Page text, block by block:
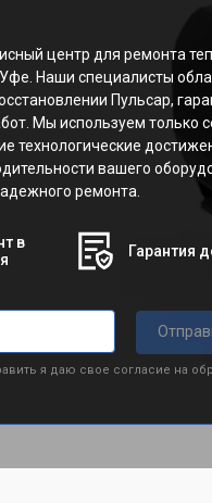
центр для ремонта
Наши специалисты
Пульсар,
Мы используем только
технологические
вашего
ремонта.
в
Гарантия
я даю свое согласие на